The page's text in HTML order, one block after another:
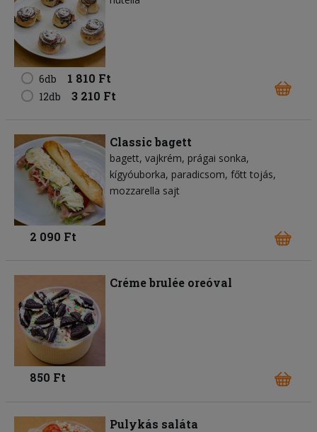
6db 1 810 Ft
12db 3 210 Ft
Classic bagett
bagett vajkrém prágai sonka
kígyóuborka paradicsom főtt tojás
mozzarella sajt
2 090 Ft
Créme brulée oreóval
850 Ft
Pulykás saláta